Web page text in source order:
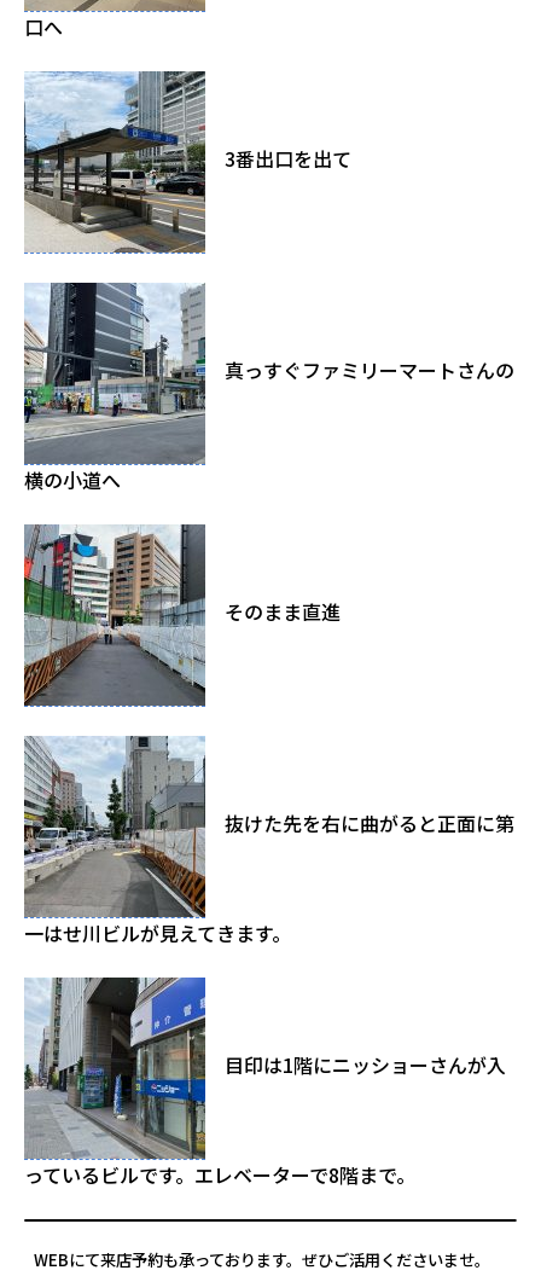
口へ
3番出口を出て
真っすぐファミリーマートさんの
横の小道へ
そのまま直進
抜けた先を右に曲がると正面に第
一はせ川ビルが見えてきます。
目印は1階にニッショーさんが入
っているビルです。エレベーターで8階まで。
WEBにて来店予約も承っております。ぜひご活用くださいませ。